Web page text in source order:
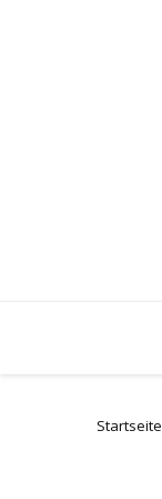
Startseite